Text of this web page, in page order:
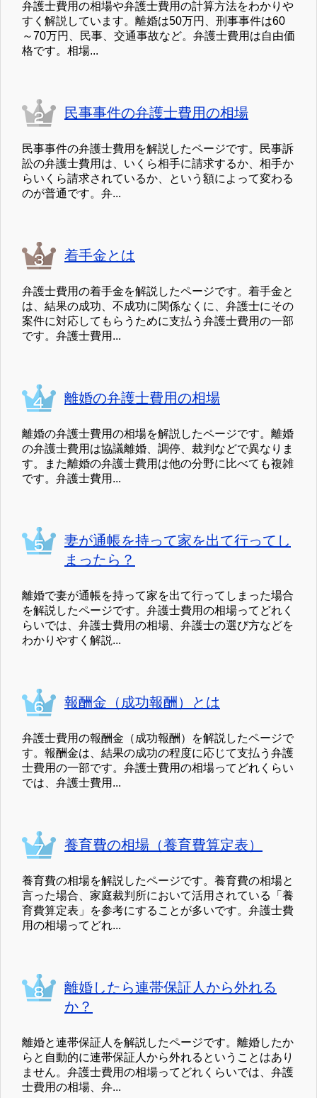
弁護士費用の相場や弁護士費用の計算方法をわかりや
すく解説しています。離婚は50万円、刑事事件は60
～70万円、民事、交通事故など。弁護士費用は自由価
格です。相場...
民事事件の弁護士費用の相場
民事事件の弁護士費用を解説したページです。民事訴
訟の弁護士費用は、いくら相手に請求するか、相手か
らいくら請求されているか、という額によって変わる
のが普通です。弁...
着手金とは
弁護士費用の着手金を解説したページです。着手金と
は、結果の成功、不成功に関係なくに、弁護士にその
案件に対応してもらうために支払う弁護士費用の一部
です。弁護士費用...
離婚の弁護士費用の相場
離婚の弁護士費用の相場を解説したページです。離婚
の弁護士費用は協議離婚、調停、裁判などで異なりま
す。また離婚の弁護士費用は他の分野に比べても複雑
です。弁護士費用...
妻が通帳を持って家を出て行ってし
まったら？
離婚で妻が通帳を持って家を出て行ってしまった場合
を解説したページです。弁護士費用の相場ってどれく
らいでは、弁護士費用の相場、弁護士の選び方などを
わかりやすく解説...
報酬金（成功報酬）とは
弁護士費用の報酬金（成功報酬）を解説したページで
す。報酬金は、結果の成功の程度に応じて支払う弁護
士費用の一部です。弁護士費用の相場ってどれくらい
では、弁護士費用...
養育費の相場（養育費算定表）
養育費の相場を解説したページです。養育費の相場と
言った場合、家庭裁判所において活用されている「養
育費算定表」を参考にすることが多いです。弁護士費
用の相場ってどれ...
離婚したら連帯保証人から外れる
か？
離婚と連帯保証人を解説したページです。離婚したか
らと自動的に連帯保証人から外れるということはあり
ません。弁護士費用の相場ってどれくらいでは、弁護
士費用の相場、弁...